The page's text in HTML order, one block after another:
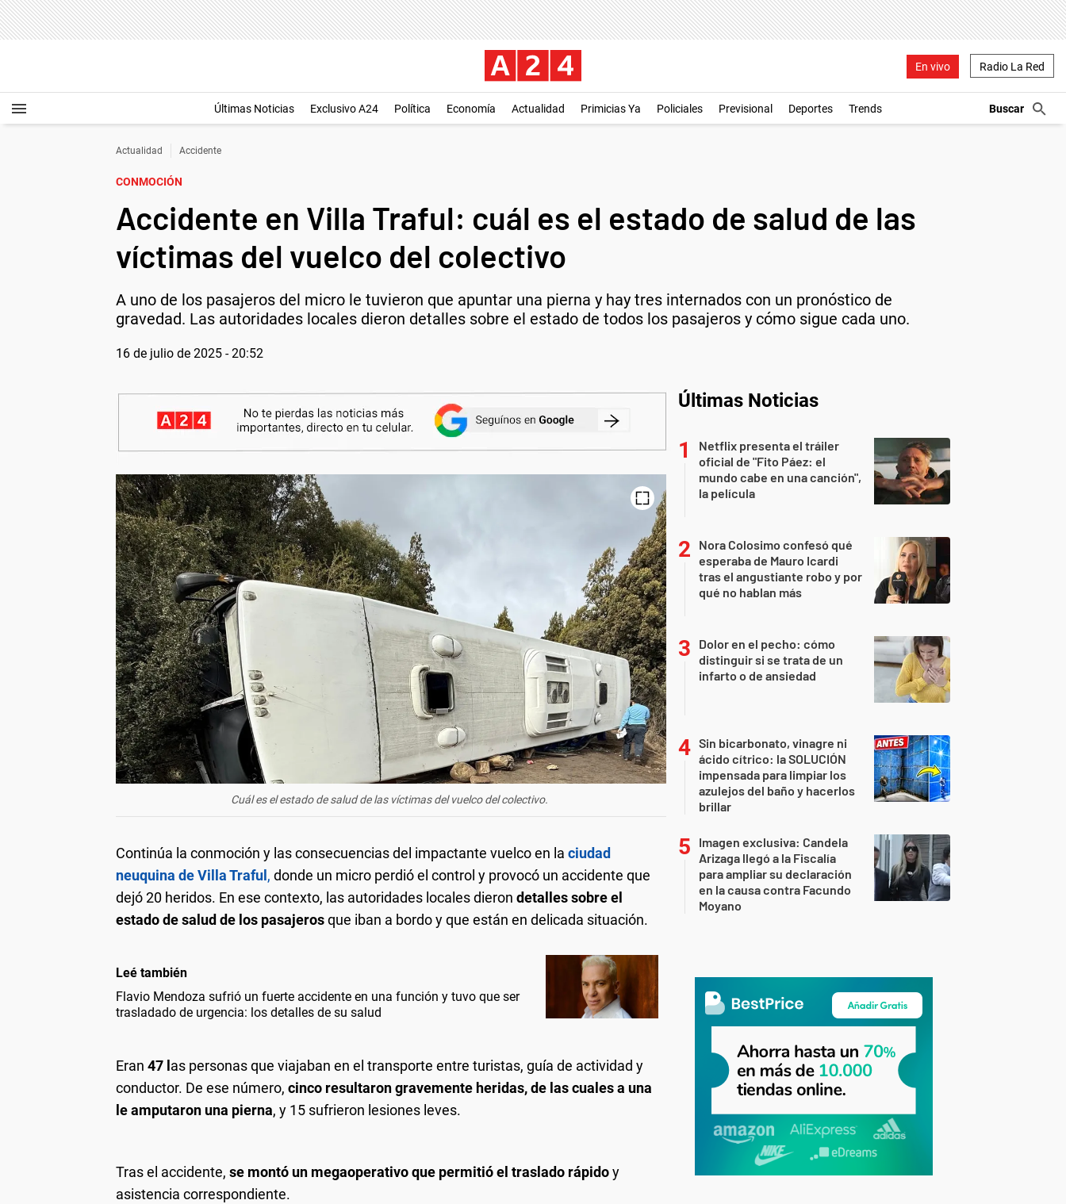
En vivo Radio La Red
Últimas Noticias Exclusivo A24 Política Economía Actualidad Primicias Ya Policiales Previsional Deportes Trends
Actualidad Accidente
CONMOCIÓN
Accidente en Villa Traful: cuál es el estado de salud de las
víctimas del vuelco del colectivo
A uno de los pasajeros del micro le tuvieron que apuntar una pierna y hay tres internados con un pronóstico de
gravedad. Las autoridades locales dieron detalles sobre el estado de todos los pasajeros y cómo sigue cada uno.
16 de julio de 2025 - 20:52
Cuál es el estado de salud de las víctimas del vuelco del colectivo.
Continúa la conmoción y las consecuencias del impactante vuelco en la ciudad
neuquina de Villa Traful , donde un micro perdió el control y provocó un accidente que
dejó 20 heridos. En ese contexto, las autoridades locales dieron detalles sobre el
estado de salud de los pasajerosque iban a bordo y que están en delicada situación.
Leé también
Flavio Mendoza sufrió un fuerte accidente en una función y tuvo que ser
trasladado de urgencia: los detalles de su salud
Eran 47 l as personas que viajaban en el transporte entre turistas, guía de actividad y
conductor. De ese número, cinco resultaron gravemente heridas, de las cuales a una
le amputaron una pierna, y 15 sufrieron lesiones leves.
Tras el accidente, se montó un megaoperativo que permitió el traslado rápidoy
asistencia correspondiente.
Últimas Noticias
Netflix presenta el tráiler
oficial de "Fito Páez: el
mundo cabe en una canción",
la película
Nora Colosimo confesó qué
esperaba de Mauro Icardi
tras el angustiante robo y por
qué no hablan más
Dolor en el pecho: cómo
distinguir si se trata de un
infarto o de ansiedad
Sin bicarbonato, vinagre ni
ácido cítrico: la SOLUCIÓN
impensada para limpiar los
azulejos del baño y hacerlos
brillar
Imagen exclusiva: Candela
Arizaga llegó a la Fiscalía
para ampliar su declaración
en la causa contra Facundo
Moyano